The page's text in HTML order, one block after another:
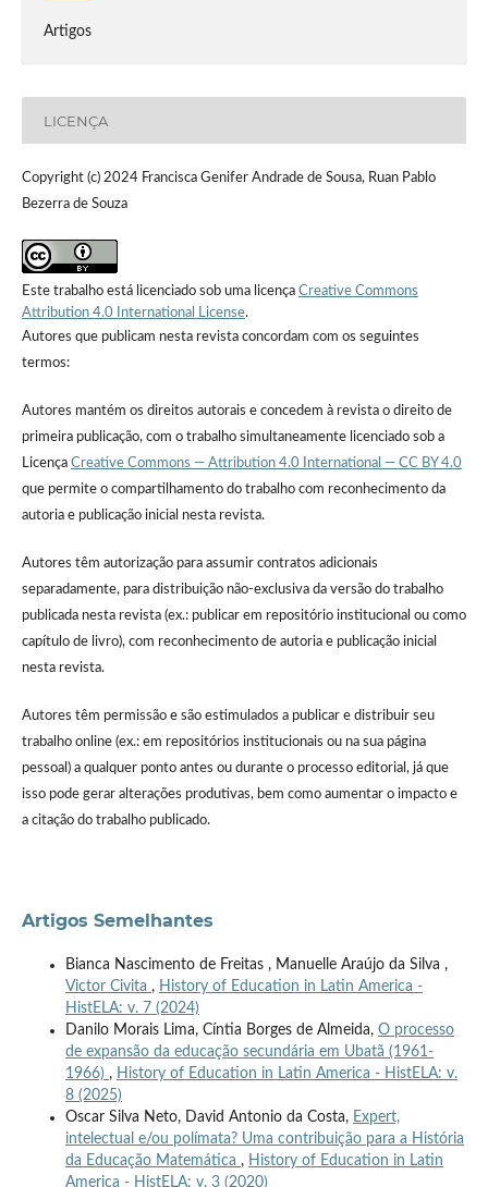
Artigos
LICENÇA
Copyright (c) 2024 Francisca Genifer Andrade de Sousa, Ruan Pablo
Bezerra de Souza
Este trabalho está licenciado sob uma licença Creative Commons
Attribution 4.0 International License.
Autores que publicam nesta revista concordam com os seguintes
termos:
Autores mantém os direitos autorais e concedem à revista o direito de
primeira publicação, com o trabalho simultaneamente licenciado sob a
Licença Creative Commons — Attribution 4.0 International — CC BY 4.0
que permite o compartilhamento do trabalho com reconhecimento da
autoria e publicação inicial nesta revista.
Autores têm autorização para assumir contratos adicionais
separadamente, para distribuição não-exclusiva da versão do trabalho
publicada nesta revista (ex.: publicar em repositório institucional ou como
capítulo de livro), com reconhecimento de autoria e publicação inicial
nesta revista.
Autores têm permissão e são estimulados a publicar e distribuir seu
trabalho online (ex.: em repositórios institucionais ou na sua página
pessoal) a qualquer ponto antes ou durante o processo editorial, já que
isso pode gerar alterações produtivas, bem como aumentar o impacto e
a citação do trabalho publicado.
Artigos Semelhantes
Bianca Nascimento de Freitas , Manuelle Araújo da Silva ,
Victor Civita , History of Education in Latin America -
HistELA: v. 7 (2024)
Danilo Morais Lima, Cíntia Borges de Almeida, O processo
de expansão da educação secundária em Ubatã (1961-
1966) , History of Education in Latin America - HistELA: v.
8 (2025)
Oscar Silva Neto, David Antonio da Costa, Expert,
intelectual e/ou polímata? Uma contribuição para a História
da Educação Matemática , History of Education in Latin
America - HistELA: v. 3 (2020)